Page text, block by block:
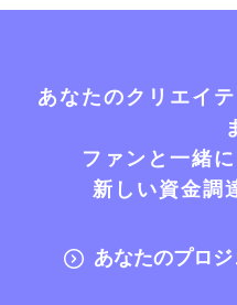
あなたのクリエイ
ファンと一緒
新しい資金調
あなたのプロ